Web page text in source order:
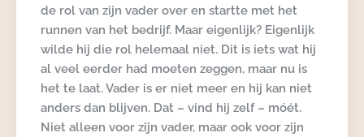
de rol van zijn vader over en startte met het
runnen van het bedrijf. Maar eigenlijk? Eigenlijk
wilde hij die rol helemaal niet. Dit is iets wat hij
al veel eerder had moeten zeggen, maar nu is
het te laat. Vader is er niet meer en hij kan niet
anders dan blijven. Dat – vind hij zelf – móét.
Niet alleen voor zijn vader, maar ook voor zijn